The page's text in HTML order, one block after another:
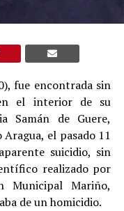
fue encontrada sin
el interior de su
Samán de Guere,
el pasado 11
suicidio, sin
realizado por
Municipal Mariño,
de un homicidio.